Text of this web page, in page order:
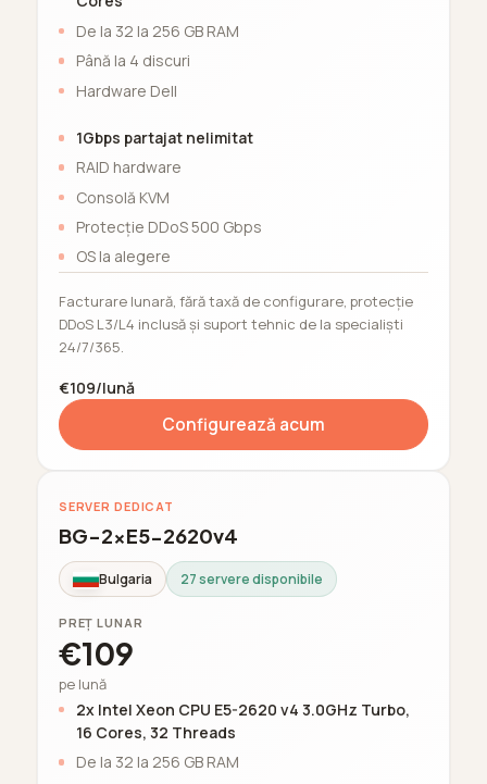
De la 32 la 256 GB RAM
Până la 4 discuri
Hardware Dell
1Gbps partajat nelimitat
RAID hardware
Consolă KVM
Protecție DDoS 500 Gbps
OS la alegere
Facturare lunară, fără taxă de configurare, protecție
DDoS L3/L4 inclusă și suport tehnic de la specialiști
24/7/365.
€109/lună
Configurează acum
SERVER DEDICAT
BG-2xE5-2620v4
Bulgaria 27 servere disponibile
PREȚ LUNAR
€109
pe lună
2x Intel Xeon CPU E5-2620 v4 3.0GHz Turbo,
16 Cores, 32 Threads
De la 32 la 256 GB RAM